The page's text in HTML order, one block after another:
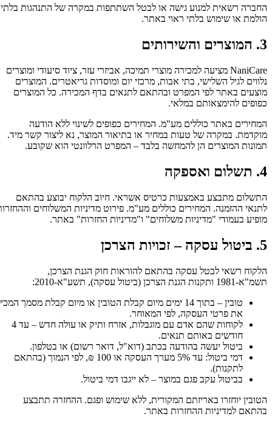
החברה רשאית למנוע גישה או לבטל השתתפות במקרה של התנהגות בלתי
הולמת או שימוש בלתי ראוי באתר.
3. המוצרים והשירותים
NaniCare מציעה למכירה מוצרי תמיכה, אביזרי עזר, ציוד סיעודי ומוצרים
נלווים לגיל השלישי, בתי אבות, מרכזי יום ומוסדות גריאטרים. המוצרים
מוצעים באתר לפי המפרט ובהתאם לתנאים בדף המכירה. כל המוצרים
כפופים להימצאותם במלאי.
המחירים באתר כוללים מע"מ. המחירים כפופים לשינוי ללא הודעה
מוקדמת. במקרה של טעות במחיר או בתיאור המוצר, נא ליצור קשר מיד.
תמונות המוצרים הן להמחשה בלבד – המפרט הרלוונטי הוא שקובע.
4. תשלום ואספקה
התשלום מתבצע באמצעות כרטיס אשראי. חיוב הלקוח יבוצע בהתאם
לתנאי ההזמנה. המחירים כוללים מע"מ. פירוט מדיניות המשלוחים וההחזרות
מופיע בעמודי "מדיניות משלוחים" ו"מדיניות החזרות" באתר.
5. ביטול עסקה – זכויות הצרכן
הלקוח רשאי לבטל עסקה בהתאם להוראות חוק הגנת הצרכן,
תשמ"א-1981 ותקנות הגנת הצרכן (ביטול עסקה), תשע"א-2010:
טובין – בתוך 14 ימים מיום קבלת הטובין או מיום קבלת מסמך המכיל
את פרטי העסקה, לפי המאוחר.
לקוחות שהם אדם עם מוגבלות, אזרח ותיק או עולה חדש – עד 4
חודשים באותם תנאים.
ביטול יעשה בהודעה בכתב (דוא"ל, דואר רשום) או בטלפון.
דמי ביטול: עד 5% מערך העסקה או 100 ₪, לפי הנמוך (בהתאם
לתקנות).
בביטול עקב פגם במוצר – לא ייגבו דמי ביטול.
הטובין יוחזרו באריזתם המקורית, ללא שימוש ופגם. ההחזרה תתבצע
בהתאם למדיניות ההחזרות באתר.